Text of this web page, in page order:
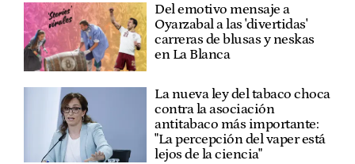
Del emotivo mensaje a
Oyarzabal a las 'divertidas'
carreras de blusas y neskas
en La Blanca
La nueva ley del tabaco choca
contra la asociación
antitabaco más importante:
"La percepción del vaper está
lejos de la ciencia"